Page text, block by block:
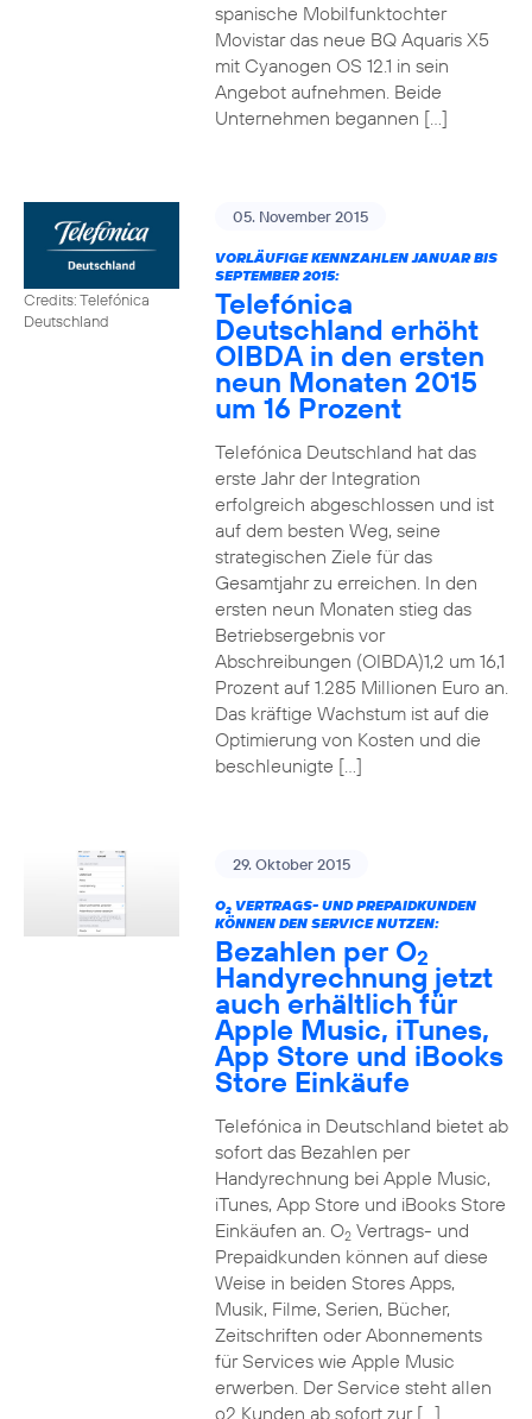
spanische Mobilfunktochter
Movistar das neue BQ Aquaris X5
mit Cyanogen OS 12.1 in sein
Angebot aufnehmen. Beide
Unternehmen begannen […]
Credits: Telefónica
Deutschland
05. November 2015
VORLÄUFIGE KENNZAHLEN JANUAR BIS
SEPTEMBER 2015:
Telefónica
Deutschland erhöht
OIBDA in den ersten
neun Monaten 2015
um 16 Prozent
Telefónica Deutschland hat das
erste Jahr der Integration
erfolgreich abgeschlossen und ist
auf dem besten Weg, seine
strategischen Ziele für das
Gesamtjahr zu erreichen. In den
ersten neun Monaten stieg das
Betriebsergebnis vor
Abschreibungen (OIBDA)1,2 um 16,1
Prozent auf 1.285 Millionen Euro an.
Das kräftige Wachstum ist auf die
Optimierung von Kosten und die
beschleunigte […]
29. Oktober 2015
O2VERTRAGS- UND PREPAIDKUNDEN
KÖNNEN DEN SERVICE NUTZEN:
Bezahlen per O2
Handyrechnung jetzt
auch erhältlich für
Apple Music, iTunes,
App Store und iBooks
Store Einkäufe
Telefónica in Deutschland bietet ab
sofort das Bezahlen per
Handyrechnung bei Apple Music,
iTunes, App Store und iBooks Store
Einkäufen an. O2Vertrags- und
Prepaidkunden können auf diese
Weise in beiden Stores Apps,
Musik, Filme, Serien, Bücher,
Zeitschriften oder Abonnements
für Services wie Apple Music
erwerben. Der Service steht allen
o2 Kunden ab sofort zur […]